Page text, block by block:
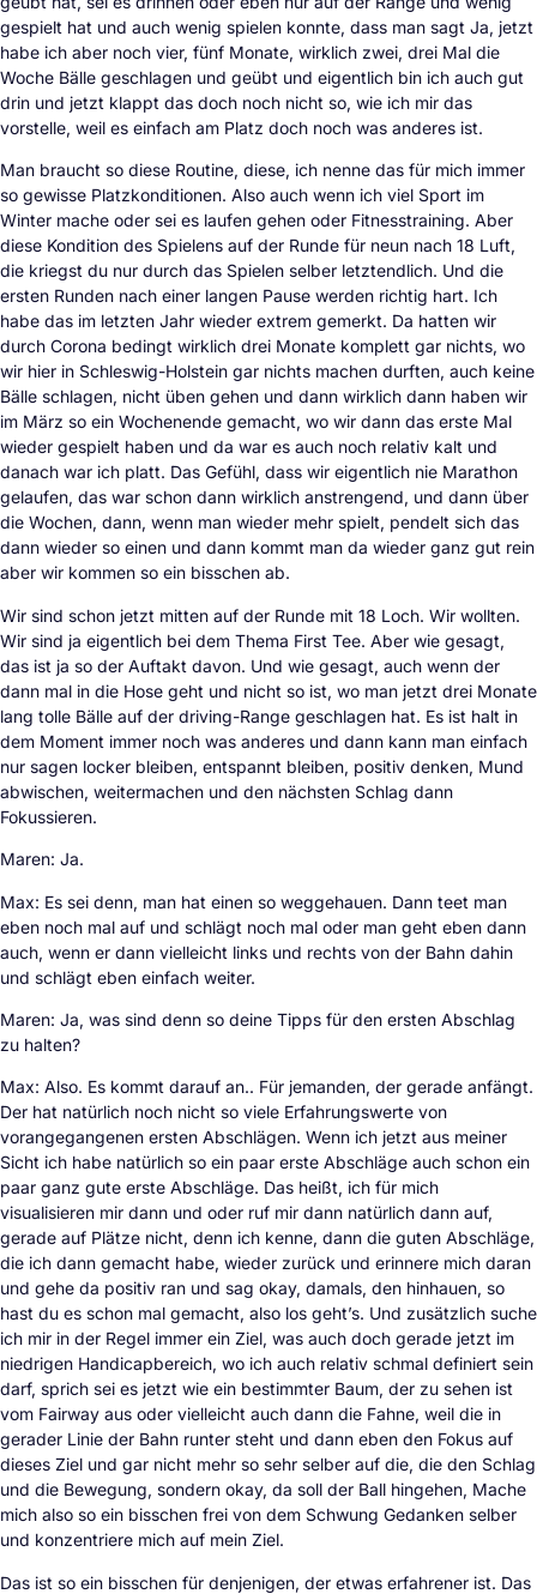
gespielt hat und auch wenig spielen konnte, dass man sagt Ja, jetzt
habe ich aber noch vier, fünf Monate, wirklich zwei, drei Mal die
Woche Bälle geschlagen und geübt und eigentlich bin ich auch gut
drin und jetzt klappt das doch noch nicht so, wie ich mir das
vorstelle, weil es einfach am Platz doch noch was anderes ist.
Man braucht so diese Routine, diese, ich nenne das für mich immer
so gewisse Platzkonditionen. Also auch wenn ich viel Sport im
Winter mache oder sei es laufen gehen oder Fitnesstraining. Aber
diese Kondition des Spielens auf der Runde für neun nach 18 Luft,
die kriegst du nur durch das Spielen selber letztendlich. Und die
ersten Runden nach einer langen Pause werden richtig hart. Ich
habe das im letzten Jahr wieder extrem gemerkt. Da hatten wir
durch Corona bedingt wirklich drei Monate komplett gar nichts, wo
wir hier in Schleswig-Holstein gar nichts machen durften, auch keine
Bälle schlagen, nicht üben gehen und dann wirklich dann haben wir
im März so ein Wochenende gemacht, wo wir dann das erste Mal
wieder gespielt haben und da war es auch noch relativ kalt und
danach war ich platt. Das Gefühl, dass wir eigentlich nie Marathon
gelaufen, das war schon dann wirklich anstrengend, und dann über
die Wochen, dann, wenn man wieder mehr spielt, pendelt sich das
dann wieder so einen und dann kommt man da wieder ganz gut rein
aber wir kommen so ein bisschen ab.
Wir sind schon jetzt mitten auf der Runde mit 18 Loch. Wir wollten.
Wir sind ja eigentlich bei dem Thema First Tee. Aber wie gesagt,
das ist ja so der Auftakt davon. Und wie gesagt, auch wenn der
dann mal in die Hose geht und nicht so ist, wo man jetzt drei Monate
lang tolle Bälle auf der driving-Range geschlagen hat. Es ist halt in
dem Moment immer noch was anderes und dann kann man einfach
nur sagen locker bleiben, entspannt bleiben, positiv denken, Mund
abwischen, weitermachen und den nächsten Schlag dann
Fokussieren.
Maren: Ja.
Max: Es sei denn, man hat einen so weggehauen. Dann teet man
eben noch mal auf und schlägt noch mal oder man geht eben dann
auch, wenn er dann vielleicht links und rechts von der Bahn dahin
und schlägt eben einfach weiter.
Maren: Ja, was sind denn so deine Tipps für den ersten Abschlag
zu halten?
Max: Also. Es kommt darauf an.. Für jemanden, der gerade anfängt.
Der hat natürlich noch nicht so viele Erfahrungswerte von
vorangegangenen ersten Abschlägen. Wenn ich jetzt aus meiner
Sicht ich habe natürlich so ein paar erste Abschläge auch schon ein
paar ganz gute erste Abschläge. Das heißt, ich für mich
visualisieren mir dann und oder ruf mir dann natürlich dann auf,
gerade auf Plätze nicht, denn ich kenne, dann die guten Abschläge,
die ich dann gemacht habe, wieder zurück und erinnere mich daran
und gehe da positiv ran und sag okay, damals, den hinhauen, so
hast du es schon mal gemacht, also los geht’s. Und zusätzlich suche
ich mir in der Regel immer ein Ziel, was auch doch gerade jetzt im
niedrigen Handicapbereich, wo ich auch relativ schmal definiert sein
darf, sprich sei es jetzt wie ein bestimmter Baum, der zu sehen ist
vom Fairway aus oder vielleicht auch dann die Fahne, weil die in
gerader Linie der Bahn runter steht und dann eben den Fokus auf
dieses Ziel und gar nicht mehr so sehr selber auf die, die den Schlag
und die Bewegung, sondern okay, da soll der Ball hingehen, Mache
mich also so ein bisschen frei von dem Schwung Gedanken selber
und konzentriere mich auf mein Ziel.
Das ist so ein bisschen für denjenigen, der etwas erfahrener ist. Das